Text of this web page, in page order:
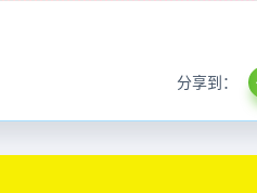
分享到：